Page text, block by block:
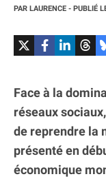
PAR LAURENCE - PUBLIÉ
Face à la
réseaux
de reprendre la
présenté en
économique